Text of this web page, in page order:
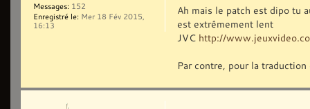
Ah mais le patch est dipo tu
est extrêmement lent
JVC http://
Par contre, pour la
Messages: 152
Enregistré le: Mer 18 Fév 2015,
16:13